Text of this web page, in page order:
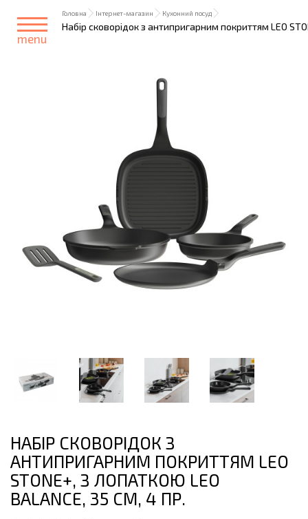
menu
Головна Інтернет-магазин Кухонний посуд
Набір сковорідок з антипригарним покриттям LEO
НАБІР СКОВОРІДОК З
АНТИПРИГАРНИМ ПОКРИТТЯМ LEO
STONE+, З ЛОПАТКОЮ LEO
BALANCE, 35 СМ, 4 ПР.